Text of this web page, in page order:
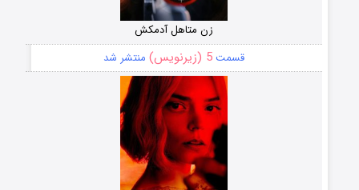
زن متاهل آدمکش
قسمت5 (زیرنویس) منتشر شد